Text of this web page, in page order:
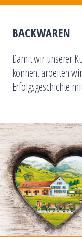
BACKWAREN
Damit wir unserer
können, arbeiten
Erfolgsgeschichte